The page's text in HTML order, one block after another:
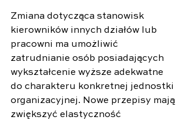
Zmiana dotycząca stanowisk
kierowników innych działów lub
pracowni ma umożliwić
zatrudnianie osób posiadających
wykształcenie wyższe adekwatne
do charakteru konkretnej jednostki
organizacyjnej. Nowe przepisy mają
zwiększyć elastyczność